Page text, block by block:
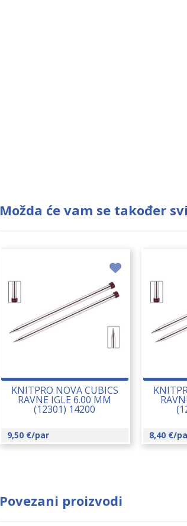
Možda će vam se također
KNITPRO NOVA CUBICS
RAVNE IGLE 6.00 MM
(12301) 14200
9,50 €/par 8,40 €/
Povezani proizvodi